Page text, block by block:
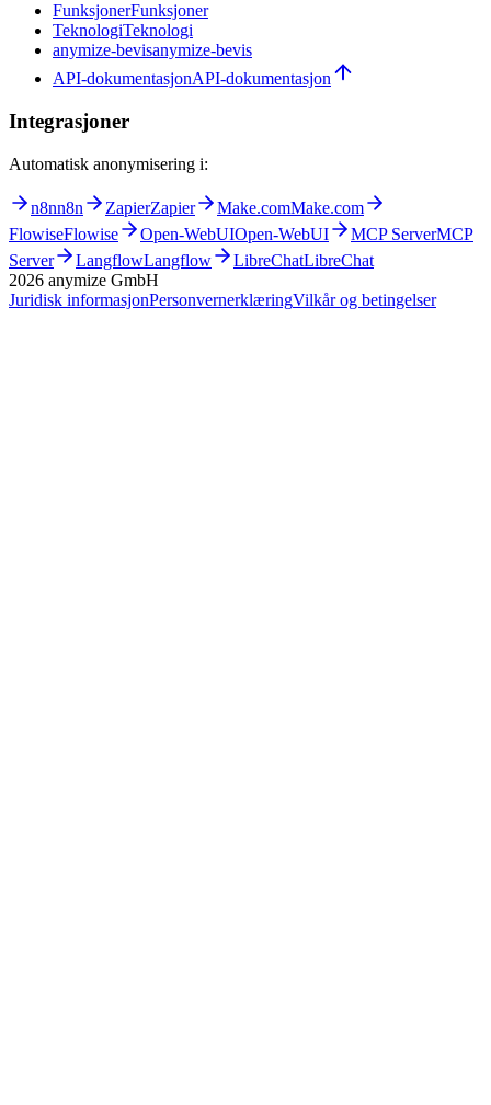
FunksjonerFunksjoner
TeknologiTeknologi
anymize-bevisanymize-bevis
API-dokumentasjonAPI-dokumentasjon
Integrasjoner
Automatisk anonymisering i:
n8nn8n ZapierZapier Make.comMake.com
FlowiseFlowise Open-WebUIOpen-WebUI MCP ServerMCP
Server
LangflowLangflow LibreChatLibreChat
2026 anymize GmbH
Juridisk informasjonPersonvernerklæringVilkår og betingelser